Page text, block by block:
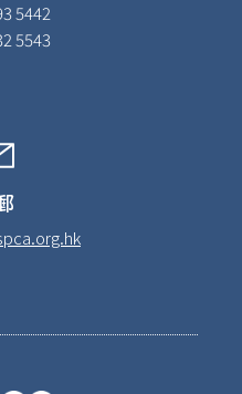
5442
5543